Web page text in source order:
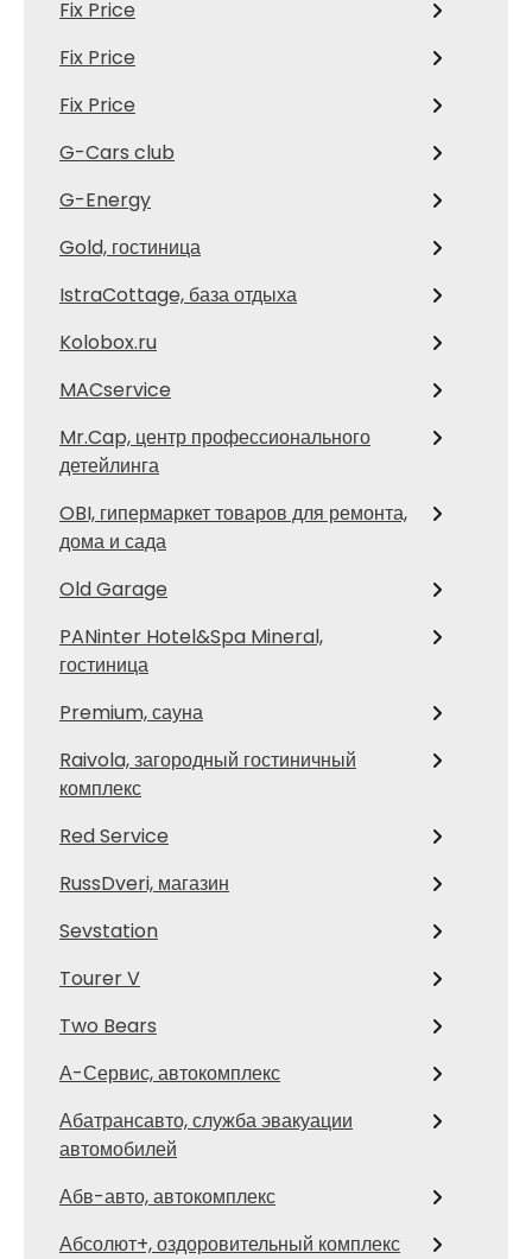
Fix Price
Fix Price
Fix Price
G-Cars club
G-Energy
Gold, гостиница
IstraCottage, база отдыха
Kolobox.ru
MACservice
Mr.Cap, центр профессионального
детейлинга
OBI, гипермаркет товаров для ремонта,
дома и сада
Old Garage
PANinter Hotel&Spa Mineral,
гостиница
Premium, сауна
Raivola, загородный гостиничный
комплекс
Red Service
RussDveri, магазин
Sevstation
Tourer V
Two Bears
А-Сервис, автокомплекс
Абатрансавто, служба эвакуации
автомобилей
Абв-авто, автокомплекс
Абсолют+, оздоровительный комплекс